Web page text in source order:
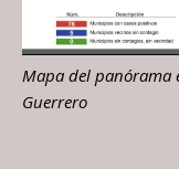
Mapa del panórama
Guerrero